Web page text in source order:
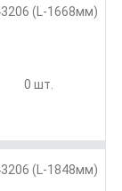
(L-1668мм)
0 шт.
(L-1848мм)